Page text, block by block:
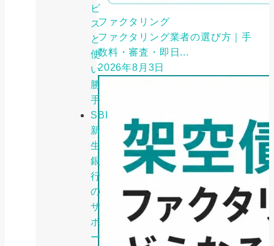
ビ
ス
と
使
い
勝
手
SBI
新
生
銀
行
の
サ
ポ
ー
ファクタリング
ファクタリング業者の選び方｜手
数料・審査・即日...
2026年8月3日